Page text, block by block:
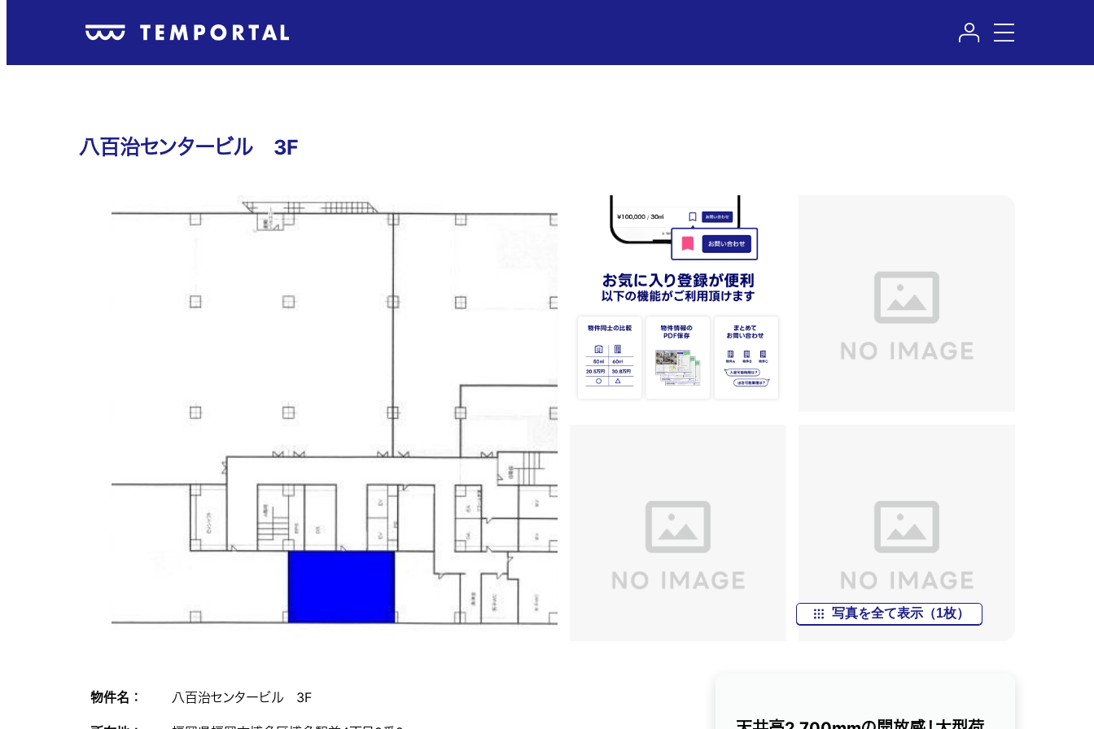
八百治センタービル 3F
写真を全て表示（1枚）
物件名 ： 八百治センタービル 3F